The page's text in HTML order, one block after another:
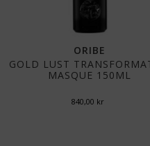
ORIBE
GOLD LUST
MASQUE 150ML
840,00 kr